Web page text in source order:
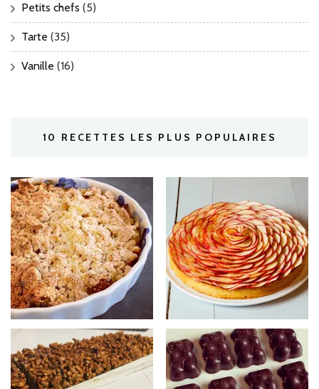
Petits chefs (5)
Tarte (35)
Vanille (16)
10 RECETTES LES PLUS POPULAIRES